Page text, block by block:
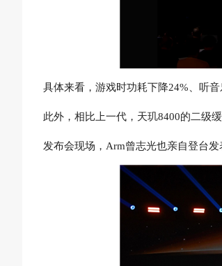
具体来看，游戏时功耗下降24%、听
此外，相比上一代，天玑8400的二级
发布会现场，Arm曾志光也亲自登台